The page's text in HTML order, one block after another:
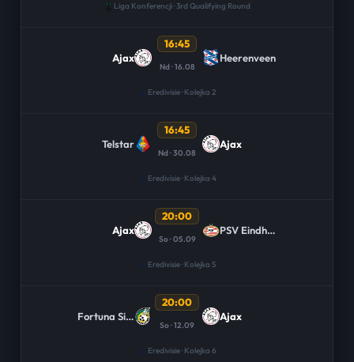
Liga Konferencji · 3rd Qualifying Round
Ajax
16:45
Nd · 16.08
Heerenveen
Eredivisie · Kolejka 2
Telstar
16:45
Nd · 30.08
Ajax
Eredivisie · Kolejka 4
Ajax
20:00
So · 05.09
PSV Eindhoven
Eredivisie · Kolejka 5
Fortuna Sittard
20:00
So · 12.09
Ajax
Eredivisie · Kolejka 6